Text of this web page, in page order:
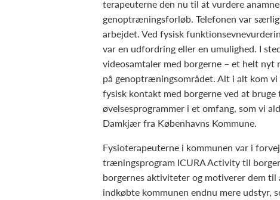
terapeuterne den nu til at vurdere
genoptræningsforløb. Telefonen var
arbejdet. Ved fysisk
var en udfordring eller en umulighed. I
videosamtaler med borgerne – et helt nyt
på genoptræningsområdet. Alt i alt kom
fysisk kontakt med borgerne ved at
øvelsesprogrammer i et omfang, som vi
Damkjær fra Københavns Kommune.
Fysioterapeuterne i kommunen var i
træningsprogram ICURA Activity til
borgernes aktiviteter og motiverer dem
indkøbte kommunen endnu mere udstyr,